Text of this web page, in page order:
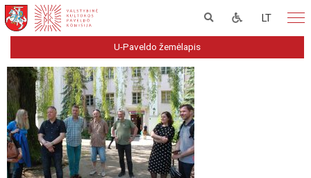
LT
U-Paveldo žemėlapis